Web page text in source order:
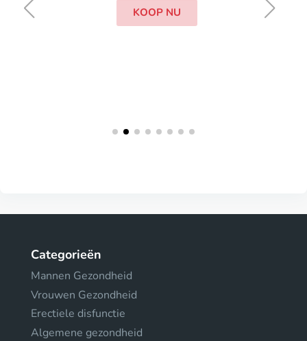
Categorieën
Mannen Gezondheid
Vrouwen Gezondheid
Erectiele disfunctie
Algemene gezondheid